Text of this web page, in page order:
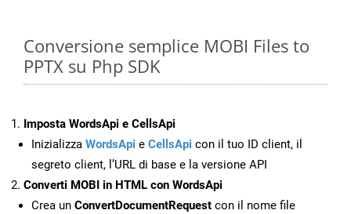
Conversione semplice MOBI Files to
PPTX su Php SDK
Imposta WordsApi e CellsApi
Inizializza WordsApi e CellsApi con il tuo ID client, il
segreto client, l’URL di base e la versione API
Converti MOBI in HTML con WordsApi
Crea un ConvertDocumentRequest con il nome file